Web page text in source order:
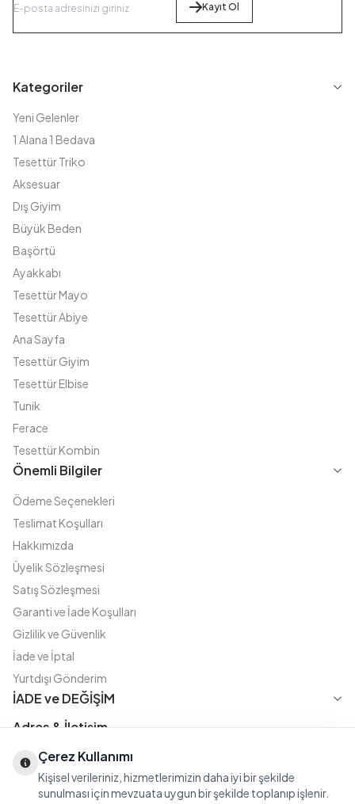
Kayıt Ol
Kategoriler
Yeni Gelenler
1 Alana 1 Bedava
Tesettür Triko
Aksesuar
Dış Giyim
Büyük Beden
Başörtü
Ayakkabı
Tesettür Mayo
Tesettür Abiye
Ana Sayfa
Tesettür Giyim
Tesettür Elbise
Tunik
Ferace
Tesettür Kombin
Önemli Bilgiler
Ödeme Seçenekleri
Teslimat Koşulları
Hakkımızda
Üyelik Sözleşmesi
Satış Sözleşmesi
Garanti ve İade Koşulları
Gizlilik ve Güvenlik
İade ve İptal
Yurtdışı Gönderim
İADE ve DEĞİŞİM
Adres & İletişim
Fatih Cd. Akasya sok no:11 D.5 Merter - Güngören / İSTANBUL
08508111144
iletisim@modasena.com
Instagram
TikTok
X
Çerez Kullanımı
Kişisel verileriniz, hizmetlerimizin daha iyi bir şekilde
sunulması için mevzuata uygun bir şekilde toplanıp işlenir.